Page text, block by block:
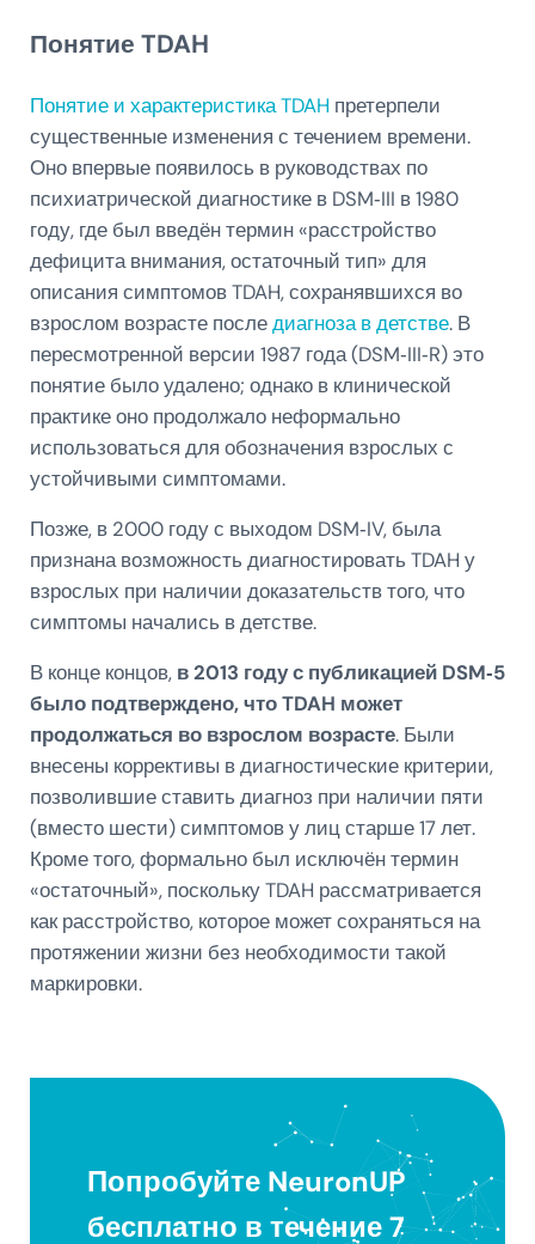
Понятие TDAH
Понятие и характеристика TDAHпретерпели
существенные изменения с течением времени.
Оно впервые появилось в руководствах по
психиатрической диагностике в DSM‑III в 1980
году, где был введён термин «расстройство
дефицита внимания, остаточный тип» для
описания симптомов TDAH, сохранявшихся во
взрослом возрасте последиагноза в детстве. В
пересмотренной версии 1987 года (DSM‑III‑R) это
понятие было удалено; однако в клинической
практике оно продолжало неформально
использоваться для обозначения взрослых с
устойчивыми симптомами.
Позже, в 2000 году с выходом DSM‑IV, была
признана возможность диагностировать TDAH у
взрослых при наличии доказательств того, что
симптомы начались в детстве.
В конце концов, в 2013 году с публикацией DSM‑5
было подтверждено, что TDAH может
продолжаться во взрослом возрасте. Были
внесены коррективы в диагностические критерии,
позволившие ставить диагноз при наличии пяти
(вместо шести) симптомов у лиц старше 17 лет.
Кроме того, формально был исключён термин
«остаточный», поскольку TDAH рассматривается
как расстройство, которое может сохраняться на
протяжении жизни без необходимости такой
маркировки.
Попробуйте NeuronUP
бесплатно в течение 7